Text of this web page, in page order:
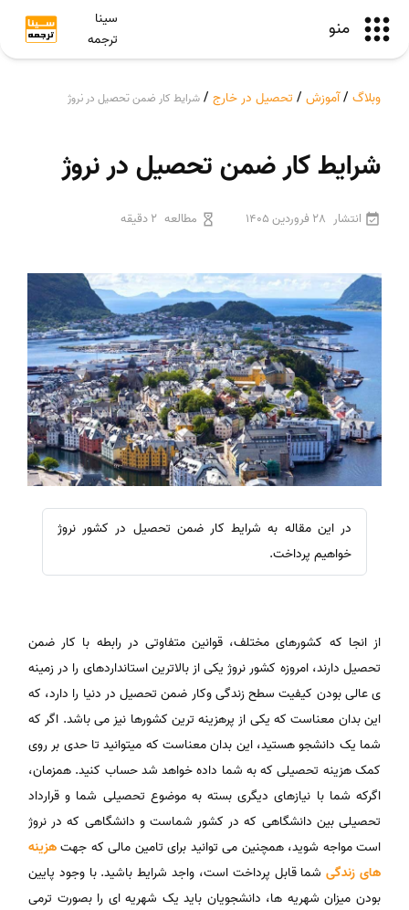
منو
سینا
ترجمه
وبلاگ /آموزش / تحصیل در خارج / شرایط کار ضمن تحصیل در نروژ
شرایط کار ضمن تحصیل در نروژ
انتشار 28 فروردین 1405 مطالعه 2 دقیقه
در این مقاله به شرایط کار ضمن تحصیل در کشور نروژ
خواهیم پرداخت.
از انجا که کشورهای مختلف، قوانین متفاوتی در رابطه با کار ضمن
تحصیل دارند، امروزه کشور نروژ یکی از بالاترین استانداردهای را در زمینه
ی عالی بودن کیفیت سطح زندگی وکار ضمن تحصیل در دنیا را دارد، که
این بدان معناست که یکی از پرهزینه ترین کشورها نیز می باشد. اگر که
شما یک دانشجو هستید، این بدان معناست که میتوانید تا حدی بر روی
کمک هزینه تحصیلی که به شما داده خواهد شد حساب کنید. همزمان،
اگرکه شما با نیازهای دیگری بسته به موضوع تحصیلی شما و قرارداد
تحصیلی بین دانشگاهی که در کشور شماست و دانشگاهی که در نروژ
است مواجه شوید، همچنین می توانید برای تامین مالی که جهتهزینه
های زندگیشما قابل پرداخت است، واجد شرایط باشید. با وجود پایین
بودن میزان شهریه ها، دانشجویان باید یک شهریه ای را بصورت ترمی